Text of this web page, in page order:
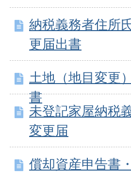
納税義務者住所
更届出書
土地（地目変更
書
未登記家屋納税
変更届
償却資産申告書